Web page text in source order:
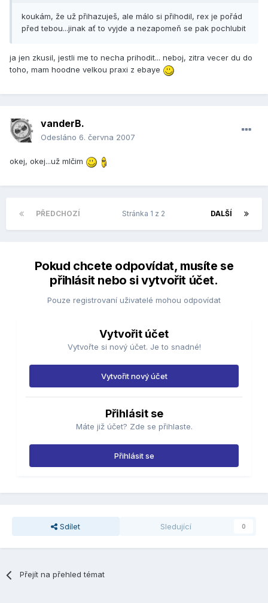
koukám, že už přihazuješ, ale málo si přihodil, rex je pořád
před tebou...jinak ať to vyjde a nezapomeň se pak pochlubit
ja jen zkusil, jestli me to necha prihodit... neboj, zitra vecer du do
toho, mam hoodne velkou praxi z ebaye
vanderB.
Odesláno 6. června 2007
okej, okej...už mlčim
PŘEDCHOZÍ DALŠÍ
Stránka 1 z 2
Pokud chcete odpovídat, musíte se
přihlásit nebo si vytvořit účet.
Pouze registrovaní uživatelé mohou odpovídat
Vytvořit účet
Vytvořte si nový účet. Je to snadné!
Vytvořit nový účet
Přihlásit se
Máte již účet? Zde se přihlaste.
Přihlásit se
Sdílet Sledující 0
Přejít na přehled témat